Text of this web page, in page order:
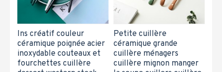
Ins créatif couleur
céramique poignée acier
inoxydable couteaux et
fourchettes cuillère
Petite cuillère
céramique grande
cuillère ménagers
cuillère mignon manger